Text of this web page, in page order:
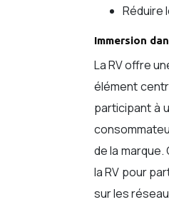
Réduire
Immersion
La RV offre
élément
participant à
de la
la RV pour
sur les